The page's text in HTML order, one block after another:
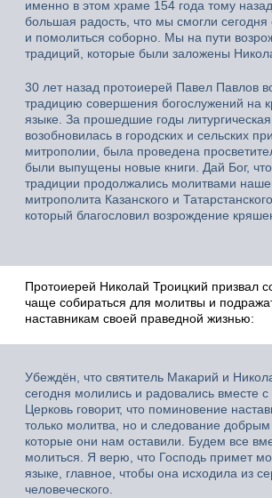
именно в этом храме 154 года тому
большая радость, что мы смогли сегодня
и помолиться соборно. Мы на пути
традиций, которые были заложены
30 лет назад протоиерей Павел Павлов
традицию совершения богослужений на
языке. За прошедшие годы
возобновилась в городских и сельских
митрополии, была проведена
были выпущены новые книги. Дай Бог,
традиции продолжались молитвами
митрополита Казанского и
который благословил возрождение
Протоиерей Николай Троицкий призвал
чаще собираться для молитвы и
наставникам своей праведной жизнью:
Убеждён, что святитель Макарий и
сегодня молились и радовались вместе
Церковь говорит, что поминовение
только молитва, но и следование добрым
которые они нам оставили. Будем все
молиться. Я верю, что Господь примет
языке, главное, чтобы она исходила из
человеческого.